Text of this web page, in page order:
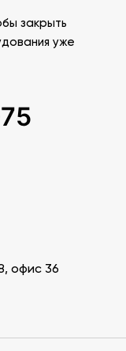
закрыть
уже
офис 36